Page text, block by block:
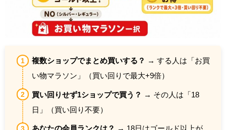
複数ショップでまとめ買いする？
→ する人は「お買
い物マラソン」（買い回りで最大+9倍）
買い回りせず1ショップで買う？
→ その人は「18
日」（買い回り不要）
あなたの会員ランクは？
→ 18日はゴールド以上が